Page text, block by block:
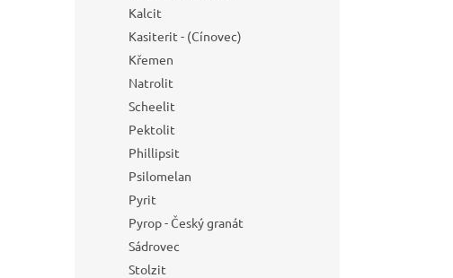
Kalcit
Kasiterit - (Cínovec)
Křemen
Natrolit
Scheelit
Pektolit
Phillipsit
Psilomelan
Pyrit
Pyrop - Český granát
Sádrovec
Stolzit